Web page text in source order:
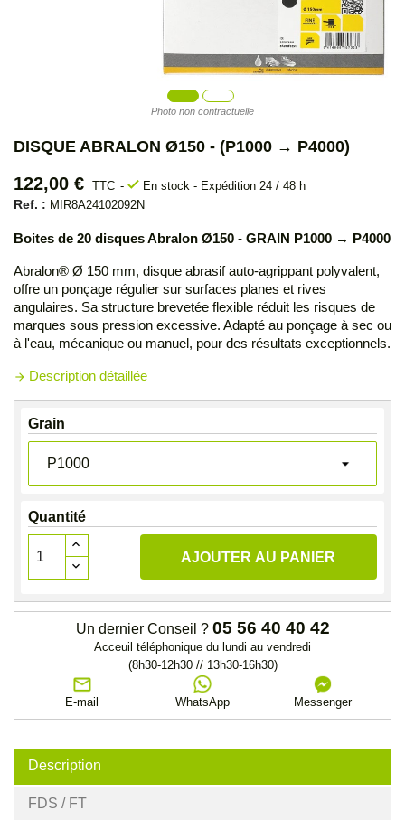
Photo non contractuelle
DISQUE ABRALON Ø150 - (P1000 → P4000)
122,00 € TTC check En stock - Expédition 24 / 48 h
Ref. : MIR8A24102092N
Boites de 20 disques Abralon Ø150 - GRAIN P1000 → P4000
Abralon® Ø 150 mm, disque abrasif auto-agrippant polyvalent,
offre un ponçage régulier sur surfaces planes et rives
angulaires. Sa structure brevetée flexible réduit les risques de
marques sous pression excessive. Adapté au ponçage à sec ou
à l'eau, mécanique ou manuel, pour des résultats exceptionnels.
arrow_forward Description détaillée
Grain
Quantité
AJOUTER AU PANIER
Un dernier Conseil ? 05 56 40 40 42
Acceuil téléphonique du lundi au vendredi
(8h30-12h30 // 13h30-16h30)
E-mail WhatsApp Messenger
Description
FDS / FT